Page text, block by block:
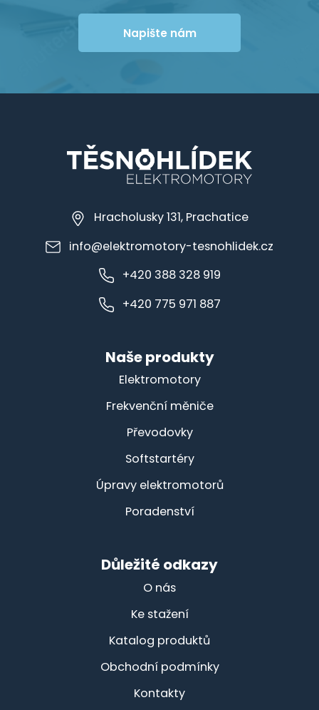
Napište nám
Hracholusky 131, Prachatice
info@elektromotory-tesnohlidek.cz
+420 388 328 919
+420 775 971 887
Naše produkty
Elektromotory
Frekvenční měniče
Převodovky
Softstartéry
Úpravy elektromotorů
Poradenství
Důležité odkazy
O nás
Ke stažení
Katalog produktů
Obchodní podmínky
Kontakty